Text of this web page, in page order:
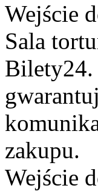
Wejście
Sala
Bilety24.
zakupu.
Wejście